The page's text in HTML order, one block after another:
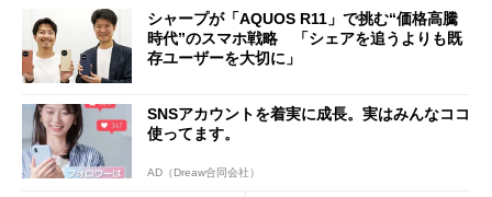
シャープが「AQUOS R11」で挑む“価格高騰
時代”のスマホ戦略 「シェアを追うよりも既
存ユーザーを大切に」
SNSアカウントを着実に成長。実はみんなココ
使ってます。
AD（Dreaw合同会社）